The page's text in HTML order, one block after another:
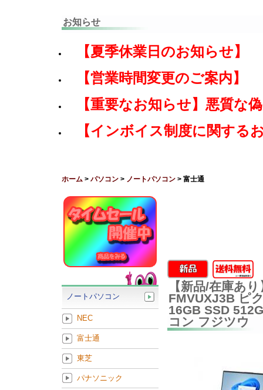
お知らせ
【夏季休業日のお知らせ】
【営業時間変更のご案内】
【重要なお知らせ】悪質な
【インボイス制度に関する
ホーム > パソコン > ノートパソコン > 富士通
【新品/在庫あ
FMVUXJ3B ピ
16GB SSD
コン フジツウ
ノートパソコン
NEC
富士通
東芝
パナソニック